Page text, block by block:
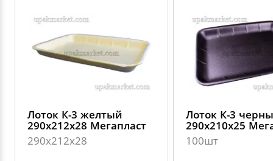
Лоток К-3 желтый
290х212х28 Мегапласт
290х212х28
Лоток К-3
290х210х25
100шт